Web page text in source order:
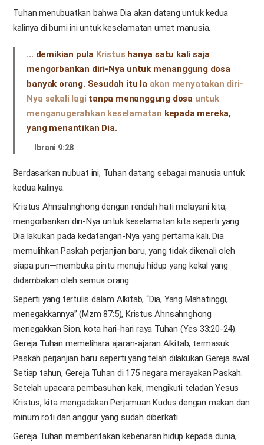
Tuhan menubuatkan bahwa Dia akan datang untuk kedua
kalinya di bumi ini untuk keselamatan umat manusia.
... demikian pula Kristus hanya satu kali saja
mengorbankan diri-Nya untuk menanggung dosa
banyak orang. Sesudah itu Ia akan menyatakan diri-
Nya sekali lagi tanpa menanggung dosa untuk
menganugerahkan keselamatan kepada mereka,
yang menantikan Dia.
Ibrani 9:28
Berdasarkan nubuat ini, Tuhan datang sebagai manusia untuk
kedua kalinya.
Kristus Ahnsahnghong dengan rendah hati melayani kita,
mengorbankan diri-Nya untuk keselamatan kita seperti yang
Dia lakukan pada kedatangan-Nya yang pertama kali. Dia
memulihkan Paskah perjanjian baru, yang tidak dikenali oleh
siapa pun—membuka pintu menuju hidup yang kekal yang
didambakan oleh semua orang.
Seperti yang tertulis dalam Alkitab, “Dia, Yang Mahatinggi,
menegakkannya” (Mzm 87:5), Kristus Ahnsahnghong
menegakkan Sion, kota hari-hari raya Tuhan (Yes 33:20-24).
Gereja Tuhan memelihara ajaran-ajaran Alkitab, termasuk
Paskah perjanjian baru seperti yang telah dilakukan Gereja awal.
Setiap tahun, Gereja Tuhan di 175 negara merayakan Paskah.
Setelah upacara pembasuhan kaki, mengikuti teladan Yesus
Kristus, kita mengadakan Perjamuan Kudus dengan makan dan
minum roti dan anggur yang sudah diberkati.
Gereja Tuhan memberitakan kebenaran hidup kepada dunia,